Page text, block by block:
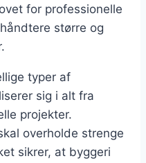
for professionelle
større og
typer af
sig i alt fra
projekter.
overholde strenge
sikrer, at byggeri